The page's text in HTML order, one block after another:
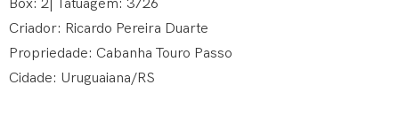
Box: 2| Tatuagem: 3726
Criador: Ricardo Pereira Duarte
Propriedade: Cabanha Touro Passo
Cidade: Uruguaiana/RS